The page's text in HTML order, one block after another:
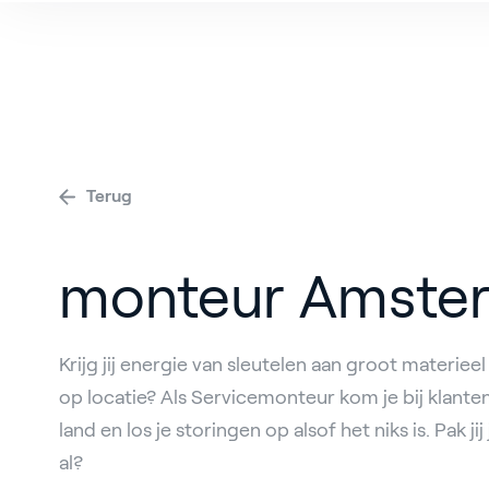
Terug
monteur
Krijg jij energie van sleutelen aan groot
op locatie? Als Servicemonteur kom je bij
land en los je storingen op alsof het niks is. Pak
al?